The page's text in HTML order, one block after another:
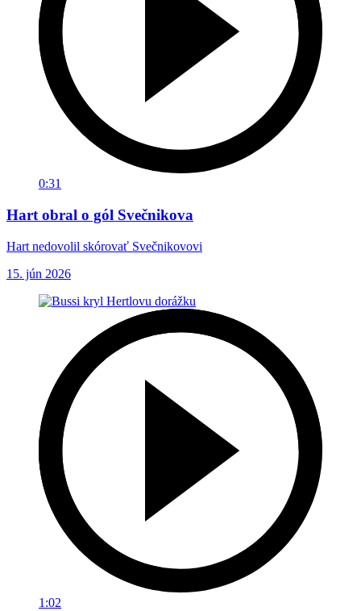
0:31
Hart obral o gól Svečnikova
Hart nedovolil skórovať Svečnikovovi
15. jún 2026
1:02